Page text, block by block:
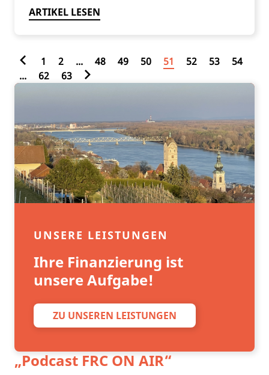
ARTIKEL LESEN
1 2 ... 48 49 50 51 52 53
54
...
62 63
UNSERE LEISTUNGEN
Ihre Finanzierung ist
unsere Aufgabe!
ZU UNSEREN LEISTUNGEN
„Podcast FRC ON AIR“